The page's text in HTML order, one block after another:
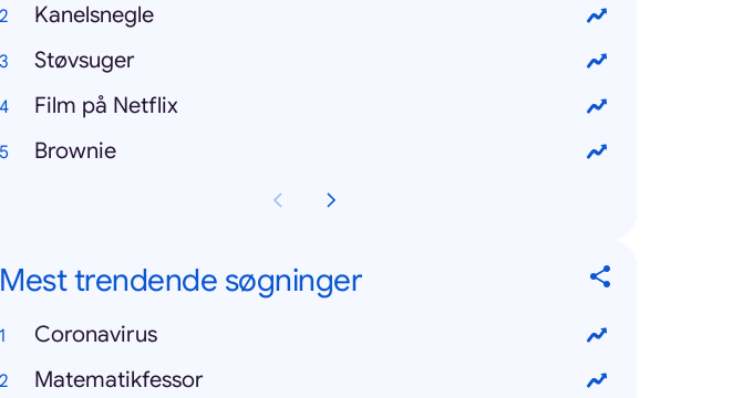
Kanelsnegle
Støvsuger
Film på Netflix
Brownie
Mest trendende søgninger
Coronavirus
Matematikfessor